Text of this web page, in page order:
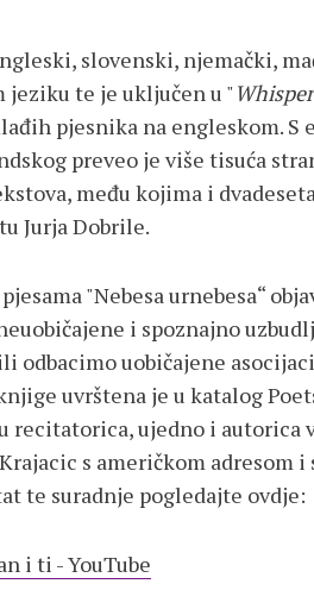
slovenski, njemački,
te je uključen u "
pjesnika na engleskom. S
preveo je više tisuća
među kojima i
Jurja Dobrile.
"Nebesa urnebesa“
i spoznajno
odbacimo uobičajene
uvrštena je u katalog
recitatorica, ujedno i autorica
s američkom adresom
te suradnje pogledajte ovdje:
i ti - YouTube